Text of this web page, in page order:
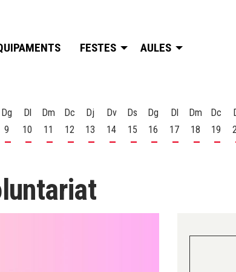
FESTES AULES
d'agost
8 d'agost
Dg
9
Diumenge 9 d'agost
Dl
10
Dilluns 10 d'agost
Dm
11
Dimarts 11 d'agost
Dc
12
Dimecres 12 d'agost
Dj
13
Dijous 13 d'agost
Dv
14
Divendres 14 d'agost
Ds
15
Dissabte 15 d'agost
Dg
16
Diumenge 16 d'agost
Dl
17
Dilluns 17
Dm
18
Dimarts
Dc
19